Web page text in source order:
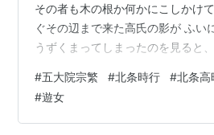
その者も木の根か何かにこしかけ
ぐその辺まで来た高氏の影が ふい
うずくまってしまったのを見ると
小鳥の起つような姿態《しな》を
うとしたかのようであった。 ——
で、ふた足三足、近づいて来た。
#五大院宗繁 #北条時行 #北条高
#遊女